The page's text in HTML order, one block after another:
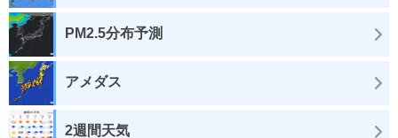
PM2.5分布予測
アメダス
2週間天気